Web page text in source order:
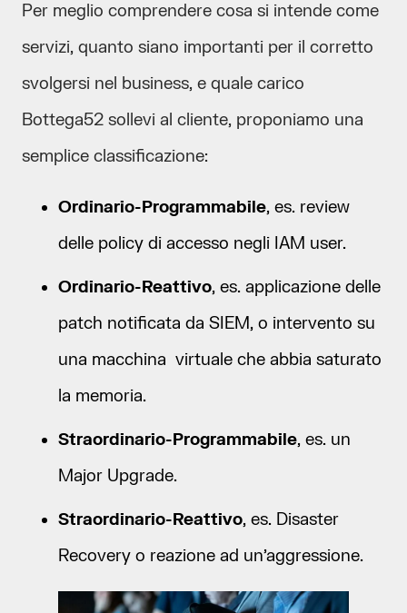
Per meglio comprendere cosa si intende come
servizi, quanto siano importanti per il corretto
svolgersi nel business, e quale carico
Bottega52 sollevi al cliente, proponiamo una
semplice classificazione:
Ordinario-Programmabile, es. review
delle policy di accesso negli IAM user.
Ordinario-Reattivo, es. applicazione delle
patch notificata da SIEM, o intervento su
una macchina virtuale che abbia saturato
la memoria.
Straordinario-Programmabile, es. un
Major Upgrade.
Straordinario-Reattivo, es. Disaster
Recovery o reazione ad un’aggressione.